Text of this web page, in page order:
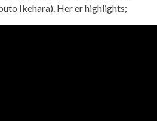
Ikehara). Her er highlights;